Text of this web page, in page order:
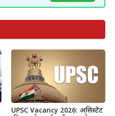
UPSC Vacancy 2026: असिस्टेंट